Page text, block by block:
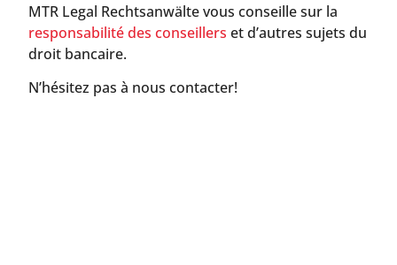
MTR Legal Rechtsanwälte vous conseille sur la
responsabilité des conseillers et d’autres sujets du
droit bancaire.
N’hésitez pas à nous contacter!